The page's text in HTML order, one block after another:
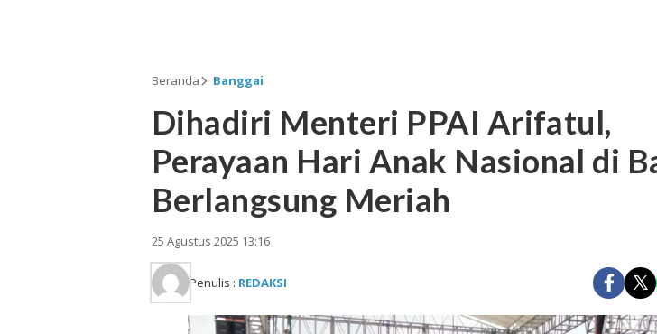
Beranda Banggai
Dihadiri Menteri PPAI Arifatul,
Perayaan Hari Anak Nasional di
Berlangsung Meriah
25 Agustus 2025 13:16
Penulis : REDAKSI